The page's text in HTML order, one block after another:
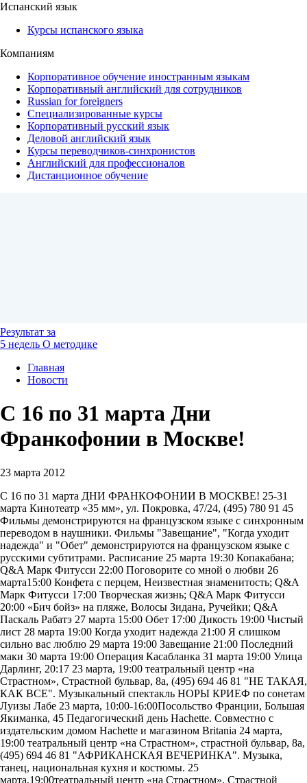
Испанский язык
Курсы испанского языка
Компаниям
Корпоративное обучение иностранным языкам
Корпоративный английский для сотрудников
Russian for foreigners
Специализированные курсы
Корпоративный русский язык
Деловой английский язык
Курсы переводчиков-синхронистов
Английский для профессионалов
Дистанционное обучение
Результат за
5 недель О методике
Главная
Новости
С 16 по 31 марта Дни
Франкофонии в Москве!
23 марта 2012
С 16 по 31 марта ДНИ ФРАНКОФОНИИ В МОСКВЕ! 25-31
марта Кинотеатр «35 мм», ул. Покровка, 47/24, (495) 780 91 45
Фильмы демонстрируются на французском языке с синхронным
переводом в наушники. Фильмы "Завещание", "Когда уходит
надежда" и "Обет" демонстрируются на французском языке с
русскими субтитрами. Расписание 25 марта 19:30 Копакабана;
Q&A Марк Фитусси 22:00 Поговорите со мной о любви 26
марта15:00 Конфета с перцем, Неизвестная знаменитость; Q&A
Марк Фитусси 17:00 Творческая жизнь; Q&A Марк Фитусси
20:00 «Бич бойз» на пляже, Волосы Зидана, Ручейки; Q&A
Паскаль Рабатэ 27 марта 15:00 Обет 17:00 Дикость 19:00 Чистый
лист 28 марта 19:00 Когда уходит надежда 21:00 Я слишком
сильно вас люблю 29 марта 19:00 Завещание 21:00 Последний
маки 30 марта 19:00 Операция Касабланка 31 марта 19:00 Улица
Дарлинг, 20:17 23 марта, 19:00 театральный центр «на
Страстном», Cтрастной бульвар, 8а, (495) 694 46 81 "НЕ ТАКАЯ,
КАК ВСЕ". Музыкальный спектакль НОРЫ КРИЕФ по сонетам
Луизы Лабе 23 марта, 10:00-16:00Посольство Франции, Большая
Якиманка, 45 Педагогический день Hachette. Совместно с
издательским домом Hachette и магазином Britania 24 марта,
19:00 театральный центр «на Страстном», cтрастной бульвар, 8а,
(495) 694 46 81 "АФРИКАНСКАЯ ВЕЧЕРИНКА". Музыка,
танец, национальная кухня и костюмы. 25
марта,19:00театральный центр «на Страстном», Cтрастной